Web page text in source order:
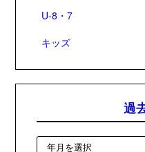
U-8・7
キッズ
過